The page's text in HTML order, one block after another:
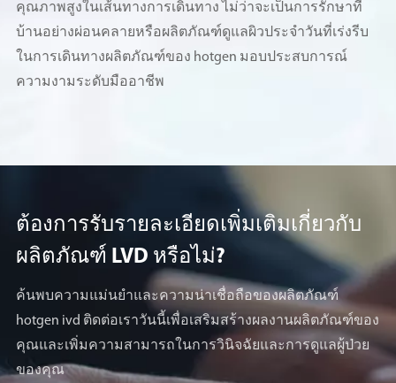
คุณภาพสูงในเส้นทางการเดินทาง ไม่ว่าจะเป็นการรักษาที่
บ้านอย่างผ่อนคลายหรือผลิตภัณฑ์ดูแลผิวประจำวันที่เร่งรีบ
ในการเดินทางผลิตภัณฑ์ของ hotgen มอบประสบการณ์
ความงามระดับมืออาชีพ
ต้องการรับรายละเอียดเพิ่มเติมเกี่ยวกับ
ผลิตภัณฑ์ LVD หรือไม่?
ค้นพบความแม่นยำและความน่าเชื่อถือของผลิตภัณฑ์
hotgen ivd ติดต่อเราวันนี้เพื่อเสริมสร้างผลงานผลิตภัณฑ์ของ
คุณและเพิ่มความสามารถในการวินิจฉัยและการดูแลผู้ป่วย
ของคุณ